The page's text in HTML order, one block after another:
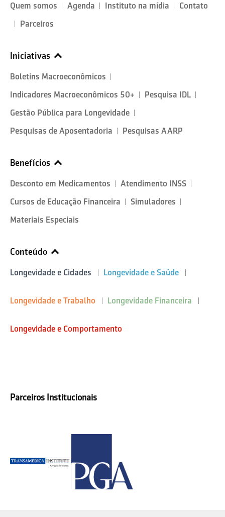
Quem somos Agenda Instituto na mídia
Contato
Parceiros
Iniciativas
Boletins Macroeconômicos
Indicadores Macroeconômicos 50+
Pesquisa IDL
Gestão Pública para Longevidade
Pesquisas de Aposentadoria
Pesquisas AARP
Benefícios
Desconto em Medicamentos
Atendimento INSS
Cursos de Educação Financeira
Simuladores
Materiais Especiais
Conteúdo
Longevidade e Cidades Longevidade e Saúde
Longevidade e Trabalho Longevidade Financeira
Longevidade e Comportamento
Parceiros Institucionais